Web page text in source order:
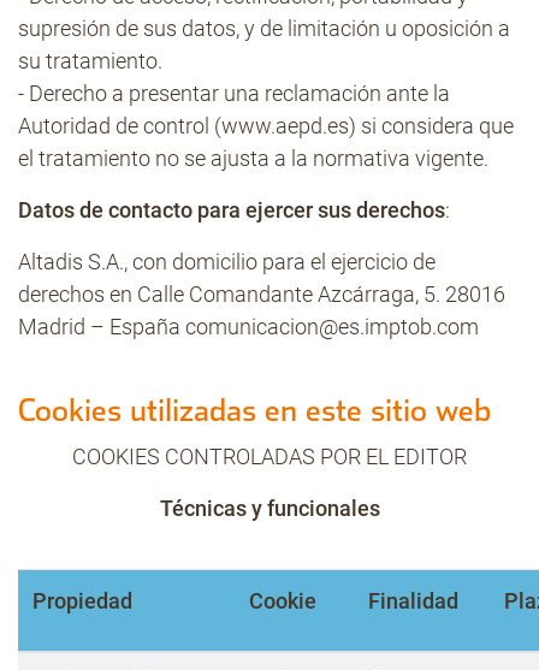
supresión de sus datos, y de limitación u oposición a
su tratamiento.
- Derecho a presentar una reclamación ante la
Autoridad de control (www.aepd.es) si considera que
el tratamiento no se ajusta a la normativa vigente.
Datos de contacto para ejercer sus derechos:
Altadis S.A., con domicilio para el ejercicio de
derechos en Calle Comandante Azcárraga, 5. 28016
Madrid – España comunicacion@es.imptob.com
Cookies utilizadas en este sitio web
COOKIES CONTROLADAS POR EL EDITOR
Técnicas y funcionales
Propiedad Cookie Finalidad